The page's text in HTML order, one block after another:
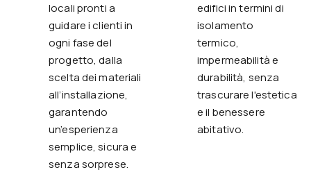
locali pronti a
guidare i clienti in
ogni fase del
progetto, dalla
scelta dei materiali
all’installazione,
garantendo
un’esperienza
semplice, sicura e
senza sorprese.
edifici in termini di
isolamento
termico,
impermeabilità e
durabilità, senza
trascurare l'estetica
e il benessere
abitativo.